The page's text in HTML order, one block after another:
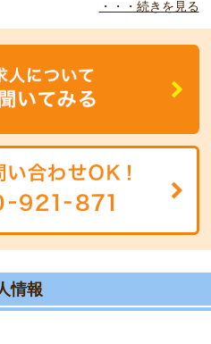
ムやグループホーム、デイサービ
海と街並みが見渡せて、窓を見
・・・続きを見る
情報